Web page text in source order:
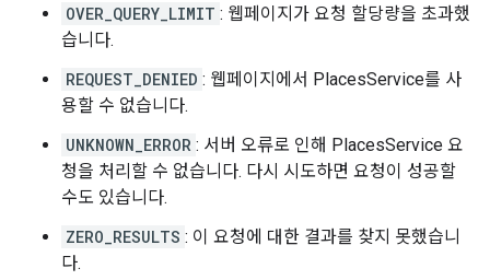
OVER_QUERY_LIMIT : 웹페이지가 요청 할당량을 초과했
습니다.
REQUEST_DENIED : 웹페이지에서 PlacesService를 사
용할 수 없습니다.
UNKNOWN_ERROR : 서버 오류로 인해 PlacesService 요
청을 처리할 수 없습니다. 다시 시도하면 요청이 성공할
수도 있습니다.
ZERO_RESULTS : 이 요청에 대한 결과를 찾지 못했습니
다.